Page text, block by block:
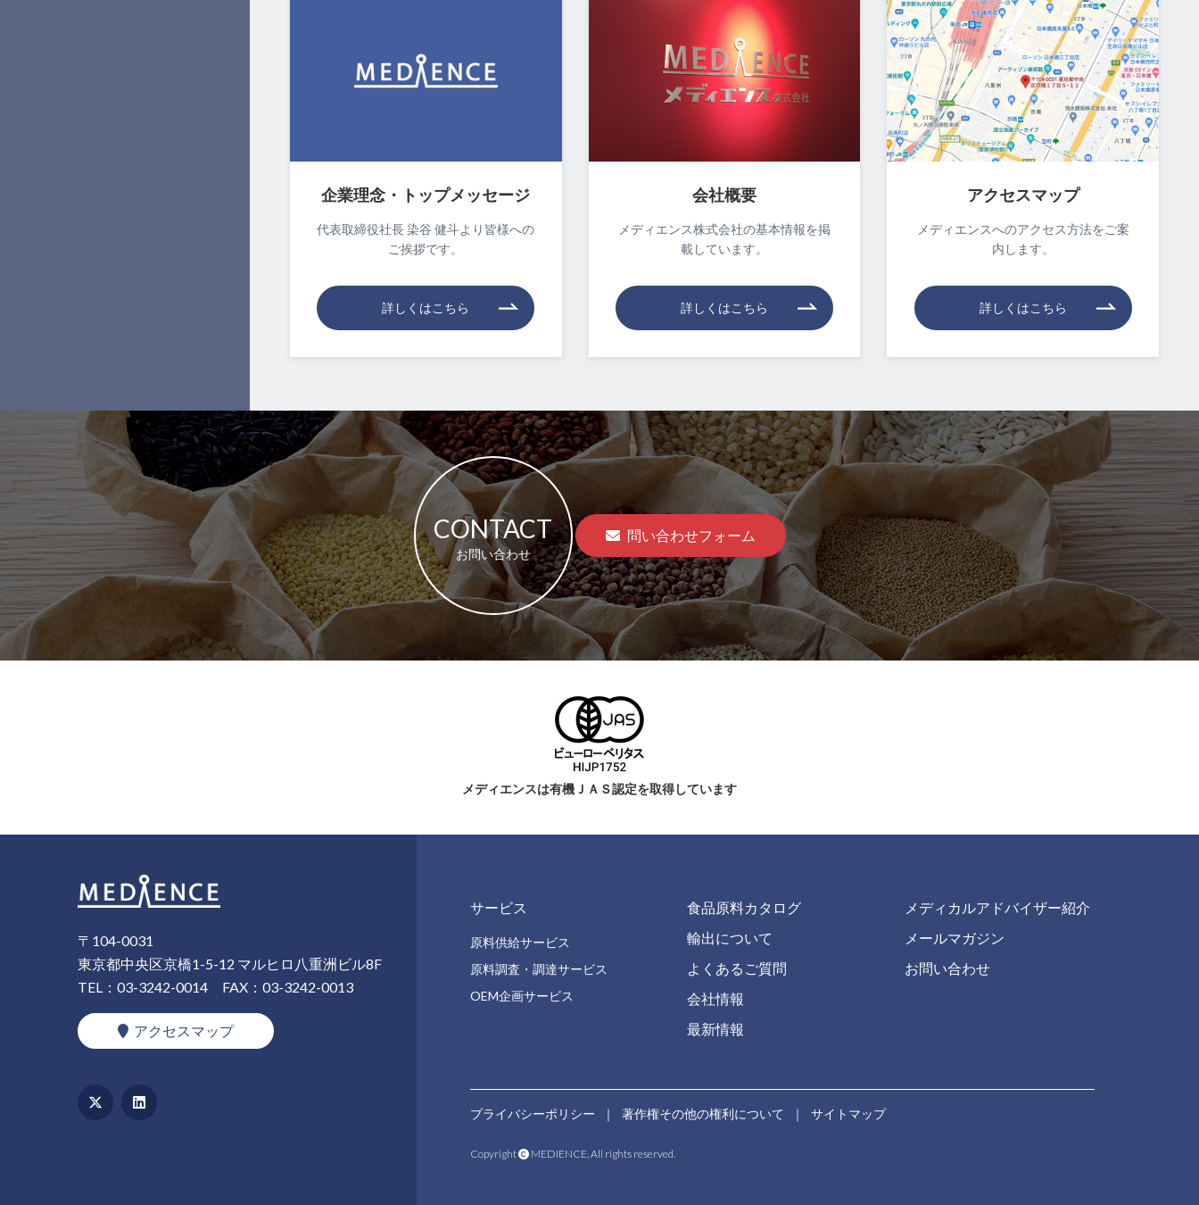
企業理念・トップメッセージ
代表取締役社長 染谷 健斗より皆様への
ご挨拶です。
詳しくはこちら
会社概要
メディエンス株式会社の基本情報を掲
載しています。
詳しくはこちら
アクセスマップ
メディエンスへのアクセス方法をご案
内します。
詳しくはこちら
CONTACT
お問い合わせ
問い合わせフォーム
メディエンスは有機ＪＡＳ認定を取得しています
〒104-0031
東京都中央区京橋1-5-12 マルヒロ八重洲ビル8F
TEL：03-3242-0014 FAX：03-3242-0013
アクセスマップ
サービス
原料供給サービス
原料調査・調達サービス
OEM企画サービス
食品原料カタログ
輸出について
よくあるご質問
会社情報
最新情報
メディカルアドバイザー紹介
メールマガジン
お問い合わせ
プライバシーポリシー ｜ 著作権その他の権利について ｜ サイトマップ
Copyright MEDIENCE, All rights reserved.